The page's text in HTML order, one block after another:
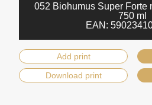
052 Biohumus Super Forte
750 ml
EAN:
Add print
Download print